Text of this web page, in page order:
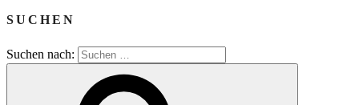
SUCHEN
Suchen nach: